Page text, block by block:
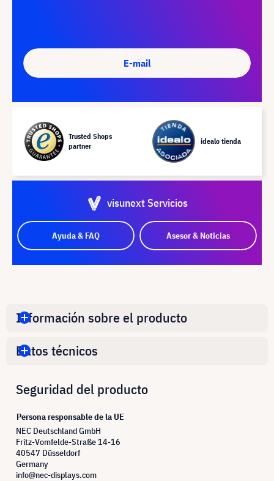
E-mail
Trusted Shops
partner
idealo tienda
visunext Servicios
Ayuda & FAQ Asesor & Noticias
Información sobre el producto
Datos técnicos
Seguridad del producto
Persona responsable de la UE
NEC Deutschland GmbH
Fritz-Vomfelde-Straße 14-16
40547 Düsseldorf
Germany
info@nec-displays.com